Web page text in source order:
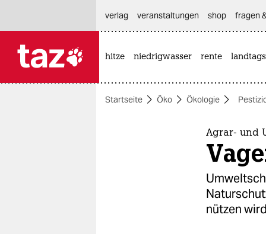
themen
verlag
veranstaltungen shop fragen
hitze niedrigwasser rente
Startseite Öko Ökologie
Agrar- und
nützen